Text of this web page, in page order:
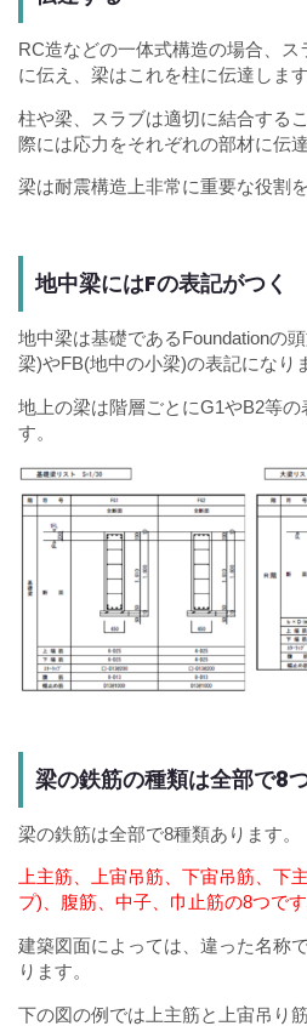
RC造などの一体式構造の場合、
に伝え、梁はこれを柱に伝達します
柱や梁、スラブは適切に結合する
際には応力をそれぞれの部材に伝
梁は耐震構造上非常に重要な役割
地中梁にはFの表記がつく
地中梁は基礎であるFoundationの
梁)やFB(地中の小梁)の表記になり
地上の梁は階層ごとにG1やB2等
す。
梁の鉄筋の種類は全部で8
梁の鉄筋は全部で8種類あります。
上主筋、上宙吊筋、下宙吊筋、下
プ)、腹筋、中子、巾止筋の8つです
建築図面によっては、違った名称
ります。
下の図の例では上主筋と上宙吊り